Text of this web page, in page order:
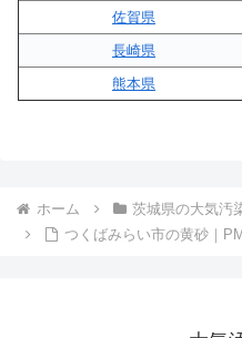
佐賀県
長崎県
熊本県
ホーム
茨城県の大気汚
つくばみらい市の黄砂｜